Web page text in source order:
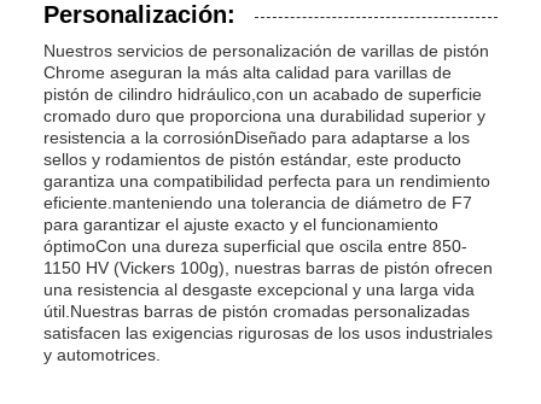
Personalización:
Nuestros servicios de personalización de varillas de pistón
Chrome aseguran la más alta calidad para varillas de
pistón de cilindro hidráulico,con un acabado de superficie
cromado duro que proporciona una durabilidad superior y
resistencia a la corrosiónDiseñado para adaptarse a los
sellos y rodamientos de pistón estándar, este producto
garantiza una compatibilidad perfecta para un rendimiento
eficiente.manteniendo una tolerancia de diámetro de F7
para garantizar el ajuste exacto y el funcionamiento
óptimoCon una dureza superficial que oscila entre 850-
1150 HV (Vickers 100g), nuestras barras de pistón ofrecen
una resistencia al desgaste excepcional y una larga vida
útil.Nuestras barras de pistón cromadas personalizadas
satisfacen las exigencias rigurosas de los usos industriales
y automotrices.